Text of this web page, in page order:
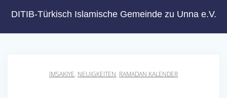
DITIB-Türkisch Islamische Gemeinde zu Unna e.V.
IMSAKIYE, NEUIGKEITEN, RAMADAN KALENDER